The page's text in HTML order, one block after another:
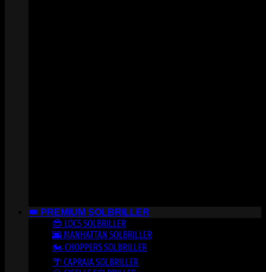
👑 PREMIUM SOLBRILLER
😎 LOCS SOLBRILLER
🌆 MANHATTAN SOLBRILLER
🏍️ CHOPPERS SOLBRILLER
🌴 CAPRAIA SOLBRILLER